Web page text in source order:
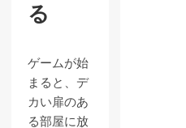
る
ゲームが始
まると、デ
カい扉のあ
る部屋に放